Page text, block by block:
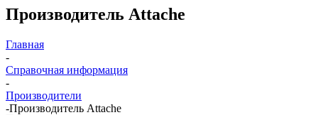
Производитель Attache
Главная
-
Справочная информация
-
Производители
-Производитель Attache